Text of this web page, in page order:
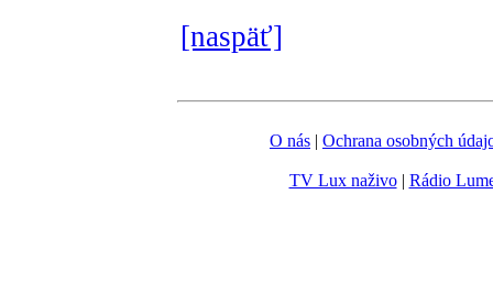
[naspäť]
O nás | Ochrana osobných
TV Lux naživo| Rádio